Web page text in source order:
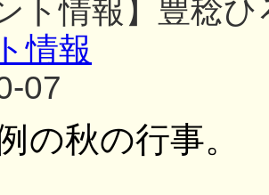
ト情報】豊稔
情報
07
の秋の行事。